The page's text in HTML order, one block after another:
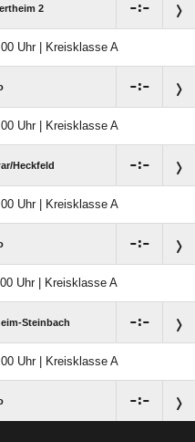
2 :
Uhr | Kreisklasse A
:
Uhr | Kreisklasse A
​Heckfeld :
Uhr | Kreisklasse A
:
Uhr | Kreisklasse A
Steinbach :
Uhr | Kreisklasse A
: